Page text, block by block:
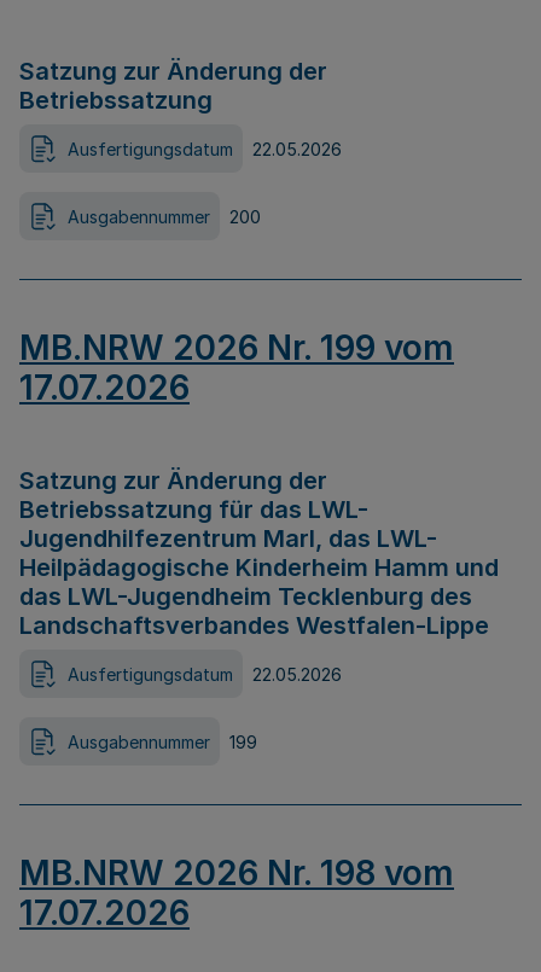
Satzung zur Änderung der
Betriebssatzung
Ausfertigungsdatum 22.05.2026
Ausgabennummer 200
MB.NRW 2026 Nr. 199 vom
17.07.2026
Satzung zur Änderung der
Betriebssatzung für das LWL-
Jugendhilfezentrum Marl, das LWL-
Heilpädagogische Kinderheim Hamm und
das LWL-Jugendheim Tecklenburg des
Landschaftsverbandes Westfalen-Lippe
Ausfertigungsdatum 22.05.2026
Ausgabennummer 199
MB.NRW 2026 Nr. 198 vom
17.07.2026